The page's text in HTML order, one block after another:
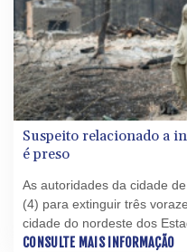
Suspeito relacionado a
é preso
As autoridades da cidade
(4) para extinguir três
cidade do nordeste dos
preso em relação à origem
CONSULTE MAIS INFORMAÇÃO